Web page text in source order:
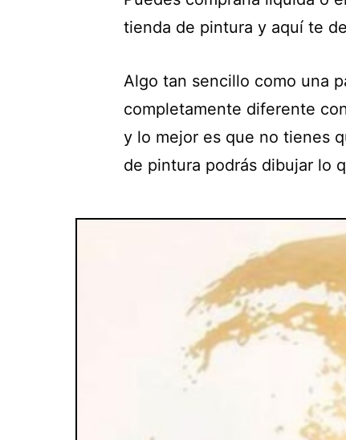
tienda de pintura y aquí te
Algo tan sencillo como una
completamente diferente
y lo mejor es que no tienes
de pintura podrás dibujar lo